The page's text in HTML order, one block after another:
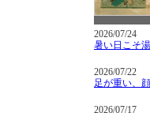
2026/07/24
暑い日こそ
2026/07/22
足が重い、
2026/07/17